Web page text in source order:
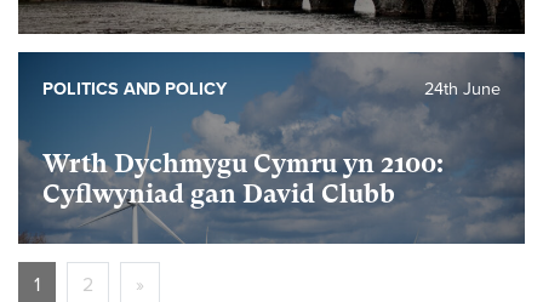
Wrth Dychmygu Cymru yn 2100:
Cyflwyniad gan David Clubb
24th June
POLITICS AND POLICY
1 2 »